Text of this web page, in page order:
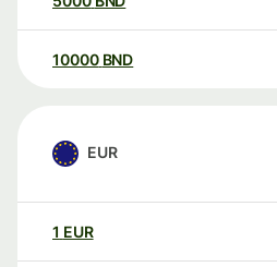
10000 BND
EUR
1 EUR